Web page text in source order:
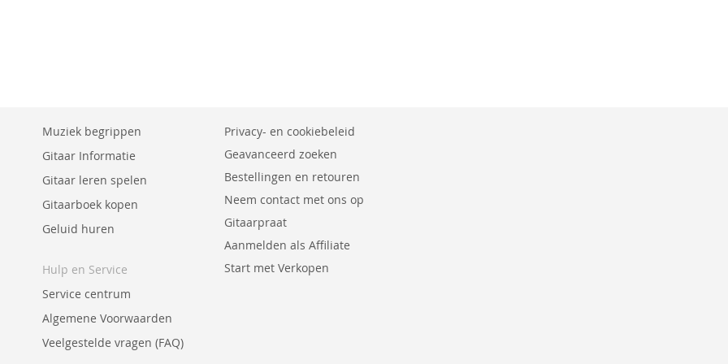
Muziek begrippen
Gitaar Informatie
Gitaar leren spelen
Gitaarboek kopen
Geluid huren
Hulp en Service
Service centrum
Algemene Voorwaarden
Veelgestelde vragen (FAQ)
Privacy- en cookiebeleid
Geavanceerd zoeken
Bestellingen en retouren
Neem contact met ons op
Gitaarpraat
Aanmelden als Affiliate
Start met Verkopen